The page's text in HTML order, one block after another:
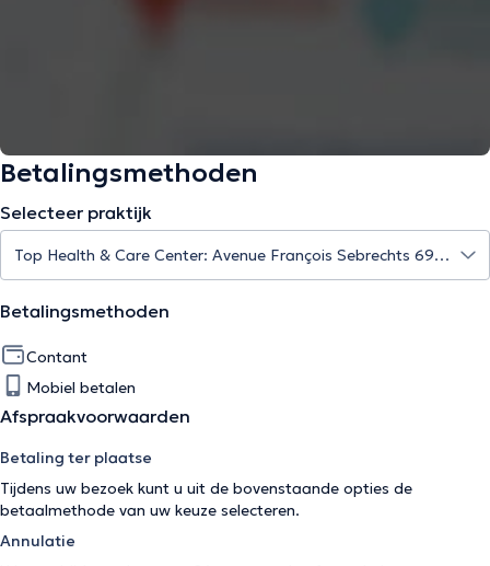
Betalingsmethoden
Selecteer praktijk
Betalingsmethoden
Contant
Mobiel betalen
Afspraakvoorwaarden
Betaling ter plaatse
Tijdens uw bezoek kunt u uit de bovenstaande opties de
betaalmethode van uw keuze selecteren.
Annulatie